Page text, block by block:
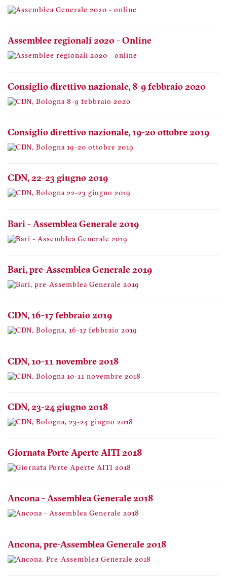
Assemblee regionali 2020 - Online
Consiglio direttivo nazionale, 8-9 febbraio 2020
Consiglio direttivo nazionale, 19-20 ottobre 2019
CDN, 22-23 giugno 2019
Bari - Assemblea Generale 2019
Bari, pre-Assemblea Generale 2019
CDN, 16-17 febbraio 2019
CDN, 10-11 novembre 2018
CDN, 23-24 giugno 2018
Giornata Porte Aperte AITI 2018
Ancona - Assemblea Generale 2018
Ancona, pre-Assemblea Generale 2018